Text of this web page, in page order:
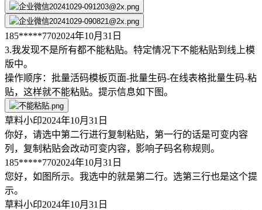
185*****7702024年10月31日
3.我发现不是所有都不能粘贴。特定情况下不能粘贴到线上模
版中。
操作顺序：批量活码模板页面-批量生码-在线表格批量生码-粘
贴，这样就不能粘贴。提示信息如下图。
草料小印2024年10月31日
你好，请选中第二行进行复制粘贴，第一行的话是可变内容
列，复制粘贴会改动可变内容，影响子码名称规则。
185*****7702024年10月31日
您好，如图所示。我选中的就是第二行。选第三行也是这个提
示。
草料小印2024年10月31日